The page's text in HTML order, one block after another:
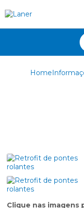
Home
Clique nas imagens